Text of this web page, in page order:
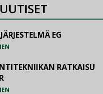
EG
RATKAISU